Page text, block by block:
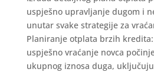
uspješno upravljanje dugom i
unutar svake strategije za
Planiranje otplata brzih
uspješno vraćanje novca
ukupnog iznosa duga,